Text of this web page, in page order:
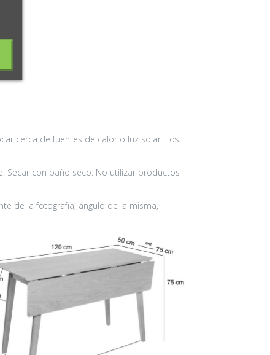
cerca de fuentes de calor o luz solar. Los
Secar con paño seco. No utilizar productos
de la fotografía, ángulo de la misma,